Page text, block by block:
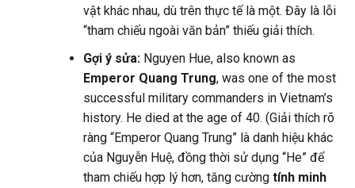
vật khác nhau, dù trên thực tế là một. Đây là lỗi
“tham chiếu ngoài văn bản” thiếu giải thích.
Gợi ý sửa:Nguyen Hue, also known as
Emperor Quang Trung, was one of the most
successful military commanders in Vietnam’s
history. He died at the age of 40. (Giải thích rõ
ràng “Emperor Quang Trung” là danh hiệu khác
của Nguyễn Huệ, đồng thời sử dụng “He” để
tham chiếu hợp lý hơn, tăng cường tính minh